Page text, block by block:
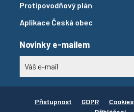
Protipovodňový plán
Aplikace Česká obec
Novinky e-mailem
Přístupnost GDPR Cookies